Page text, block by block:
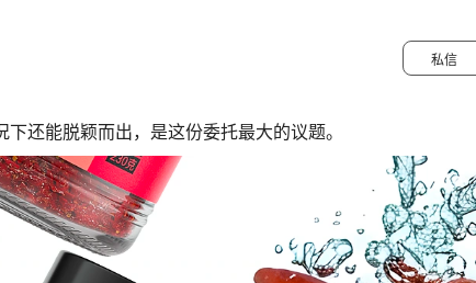
私信
还能脱颖而出，是这份委托最大的议题。